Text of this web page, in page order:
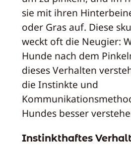
sie mit ihren
oder Gras auf. Diese
weckt oft die Neugier:
Hunde nach dem
dieses Verhalten
die Instinkte und
Hundes besser
Instinkthaftes